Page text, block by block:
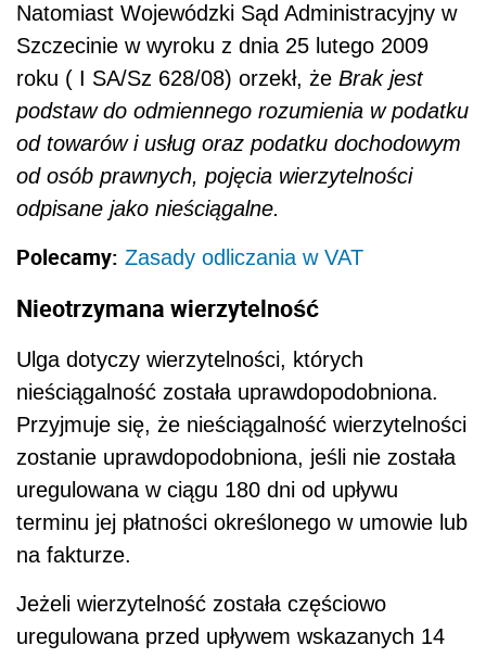
Natomiast Wojewódzki Sąd Administracyjny w
Szczecinie w wyroku z dnia 25 lutego 2009
roku ( I SA/Sz 628/08) orzekł, że Brak jest
podstaw do odmiennego rozumienia w podatku
od towarów i usług oraz podatku dochodowym
od osób prawnych, pojęcia wierzytelności
odpisane jako nieściągalne.
Polecamy: Zasady odliczania w VAT
Nieotrzymana wierzytelność
Ulga dotyczy wierzytelności, których
nieściągalność została uprawdopodobniona.
Przyjmuje się, że nieściągalność wierzytelności
zostanie uprawdopodobniona, jeśli nie została
uregulowana w ciągu 180 dni od upływu
terminu jej płatności określonego w umowie lub
na fakturze.
Jeżeli wierzytelność została częściowo
uregulowana przed upływem wskazanych 14